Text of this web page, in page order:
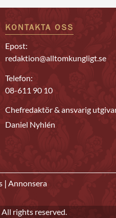
KONTAKTA OSS
Epost:
redaktion@alltomkungligt.se
Telefon:
08-611 90 10
Chefredaktör & ansvarig
Daniel Nyhlén
| Annonsera
rights reserved.